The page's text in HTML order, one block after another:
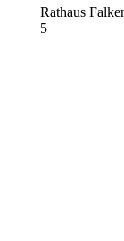
Rathaus
5